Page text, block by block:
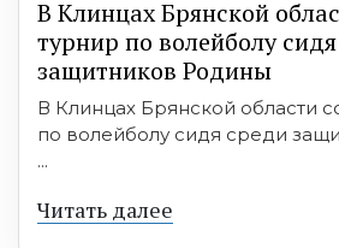
В Клинцах Брянской
турнир по волейболу
защитников Родины
В Клинцах Брянской области
по волейболу сидя среди
...
Читать далее